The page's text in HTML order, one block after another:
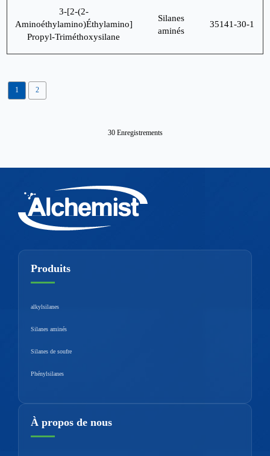
3-[2-(2-
Aminoéthylamino)Éthylamino]
Propyl-Triméthoxysilane
Silanes
aminés
35141-30-1
1 2
30 Enregistrements
Produits
alkylsilanes
Silanes aminés
Silanes de soufre
Phénylsilanes
À propos de nous